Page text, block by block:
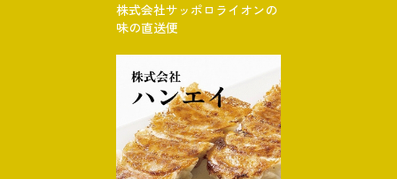
株式会社サッポロライオンの
味の直送便